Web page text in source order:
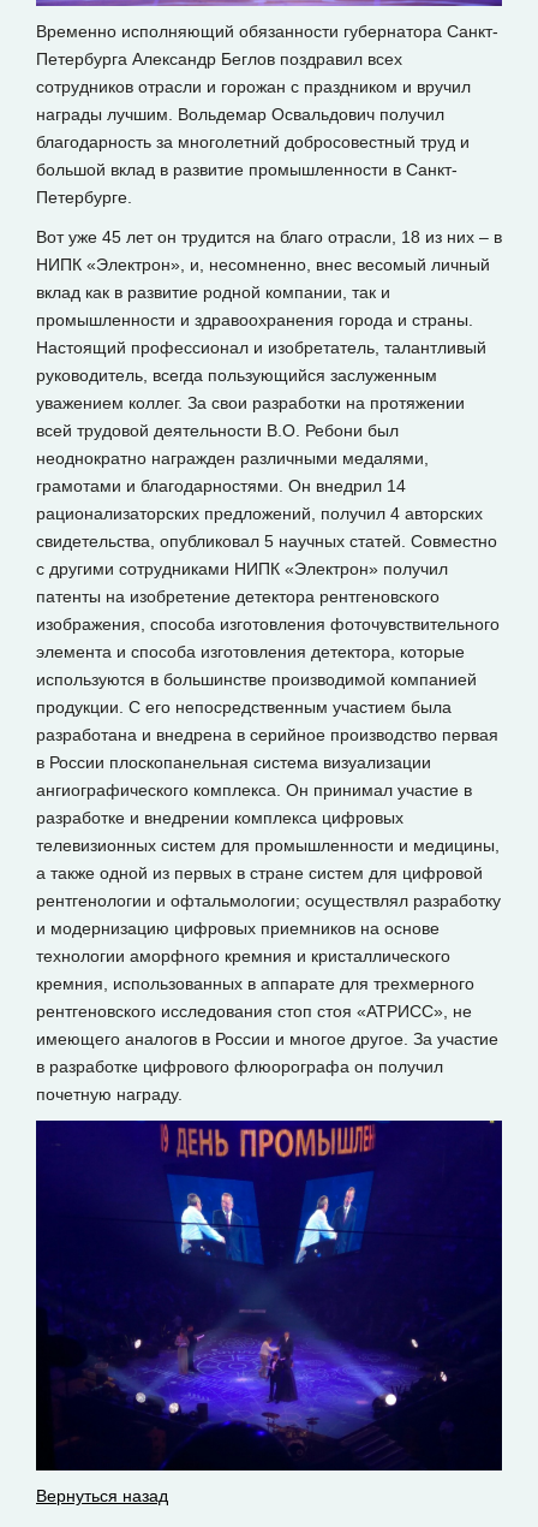
Временно исполняющий обязанности губернатора Санкт-
Петербурга Александр Беглов поздравил всех
сотрудников отрасли и горожан с праздником и вручил
награды лучшим. Вольдемар Освальдович получил
благодарность за многолетний добросовестный труд и
большой вклад в развитие промышленности в Санкт-
Петербурге.
Вот уже 45 лет он трудится на благо отрасли, 18 из них – в
НИПК «Электрон», и, несомненно, внес весомый личный
вклад как в развитие родной компании, так и
промышленности и здравоохранения города и страны.
Настоящий профессионал и изобретатель, талантливый
руководитель, всегда пользующийся заслуженным
уважением коллег. За свои разработки на протяжении
всей трудовой деятельности В.О. Ребони был
неоднократно награжден различными медалями,
грамотами и благодарностями. Он внедрил 14
рационализаторских предложений, получил 4 авторских
свидетельства, опубликовал 5 научных статей. Совместно
с другими сотрудниками НИПК «Электрон» получил
патенты на изобретение детектора рентгеновского
изображения, способа изготовления фоточувствительного
элемента и способа изготовления детектора, которые
используются в большинстве производимой компанией
продукции. С его непосредственным участием была
разработана и внедрена в серийное производство первая
в России плоскопанельная система визуализации
ангиографического комплекса. Он принимал участие в
разработке и внедрении комплекса цифровых
телевизионных систем для промышленности и медицины,
а также одной из первых в стране систем для цифровой
рентгенологии и офтальмологии; осуществлял разработку
и модернизацию цифровых приемников на основе
технологии аморфного кремния и кристаллического
кремния, использованных в аппарате для трехмерного
рентгеновского исследования стоп стоя «АТРИСС», не
имеющего аналогов в России и многое другое. За участие
в разработке цифрового флюорографа он получил
почетную награду.
Вернуться назад